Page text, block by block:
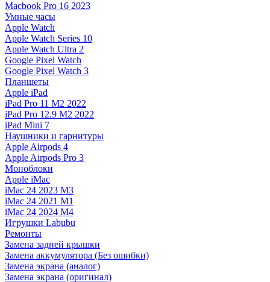
Macbook Pro 16 2023
Умные часы
Apple Watch
Apple Watch Series 10
Apple Watch Ultra 2
Google Pixel Watch
Google Pixel Watch 3
Планшеты
Apple iPad
iPad Pro 11 M2 2022
iPad Pro 12.9 M2 2022
iPad Mini 7
Наушники и гарнитуры
Apple Airpods 4
Apple Airpods Pro 3
Моноблоки
Apple iMac
iMac 24 2023 M3
iMac 24 2021 M1
iMac 24 2024 M4
Игрушки Labubu
Ремонты
Замена задней крышки
Замена аккумулятора (Без ошибки)
Замена экрана (аналог)
Замена экрана (оригинал)